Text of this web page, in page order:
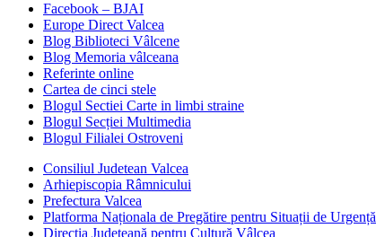
Facebook – BJAI
Europe Direct Valcea
Blog Biblioteci Vâlcene
Blog Memoria vâlceana
Referinte online
Cartea de cinci stele
Blogul Sectiei Carte in limbi straine
Blogul Secției Multimedia
Blogul Filialei Ostroveni
Consiliul Judetean Valcea
Arhiepiscopia Râmnicului
Prefectura Valcea
Platforma Naționala de Pregătire pentru Situații de Urgență
Directia Judeţeană pentru Cultură Vâlcea